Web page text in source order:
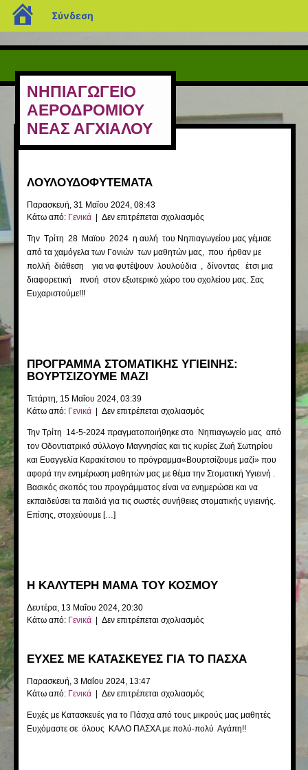
blogs.sch.gr
Σύνδεση
ΝΗΠΙΑΓΩΓΕΙΟ
ΑΕΡΟΔΡΟΜΙΟΥ
ΝΕΑΣ ΑΓΧΙΑΛΟΥ
ΛΟΥΛΟΥΔΟΦΥΤΕΜΑΤΑ
Παρασκευή, 31 Μαΐου 2024, 08:43
Κάτω από: Γενικά| Δεν επιτρέπεται σχολιασμόςστο
Την Τρίτη 28 Μαϊου 2024 η αυλή του Νηπιαγωγείου μας γέμισε
από τα χαμόγελα των Γονιών των μαθητών μας, που ήρθαν με
πολλή διάθεση για να φυτέψουν λουλούδια , δίνοντας έτσι μια
διαφορετική πνοή στον εξωτερικό χώρο του σχολείου μας. Σας
Ευχαριστούμε!!!
ΠΡΟΓΡΑΜΜΑ ΣΤΟΜΑΤΙΚΗΣ ΥΓΙΕΙΝΗΣ:
ΒΟΥΡΤΣΙΖΟΥΜΕ ΜΑΖΙ
Τετάρτη, 15 Μαΐου 2024, 03:39
Κάτω από: Γενικά| Δεν επιτρέπεται σχολιασμόςστο
ΣΤΟΜΑΤΙΚΗΣ
ΥΓΙΕΙΝΗΣ:
ΒΟΥΡΤΣΙΖΟΥΜΕ
ΜΑΖΙ
Την Τρίτη 14-5-2024 πραγματοποιήθηκε στο Νηπιαγωγείο μας από
τον Οδοντιατρικό σύλλογο Μαγνησίας και τις κυρίες Ζωή Σωτηρίου
και Ευαγγελία Καρακίτσιου το πρόγραμμα«Βουρτσίζουμε μαζί» που
αφορά την ενημέρωση μαθητών μας με θέμα την Στοματική Υγιεινή .
Βασικός σκοπός του προγράμματος είναι να ενημερώσει και να
εκπαιδεύσει τα παιδιά για τις σωστές συνήθειες στοματικής υγιεινής.
Επίσης, στοχεύουμε […]
Η ΚΑΛΥΤΕΡΗ ΜΑΜΑ ΤΟΥ ΚΟΣΜΟΥ
Δευτέρα, 13 Μαΐου 2024, 20:30
Κάτω από: Γενικά| Δεν επιτρέπεται σχολιασμόςστο
ΜΑΜΑ
ΕΥΧΕΣ ΜΕ ΚΑΤΑΣΚΕΥΕΣ ΓΙΑ ΤΟ ΠΑΣΧΑ
Παρασκευή, 3 Μαΐου 2024, 13:47
Κάτω από: Γενικά| Δεν επιτρέπεται σχολιασμόςστο
ΜΕ
ΚΑΤΑΣΚΕΥΕΣ
Ευχές με Κατασκευές για το Πάσχα από τους μικρούς μας μαθητές
Ευχόμαστε σε όλους ΚΑΛΟ ΠΑΣΧΑ με πολύ-πολύ Αγάπη!!